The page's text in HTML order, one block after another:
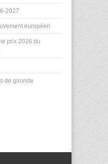
2027
européen
prix 2026 du
de gironde